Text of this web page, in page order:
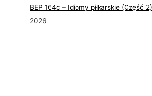
BEP 164c – Idiomy piłkarskie (Część 2)
2026